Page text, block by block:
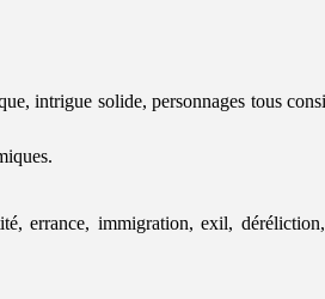
intrigue solide, personnages tous
errance, immigration, exil,